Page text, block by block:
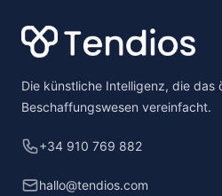
Die künstliche Intelligenz, die das
Beschaffungswesen vereinfacht.
+34 910 769 882
hallo@tendios.com